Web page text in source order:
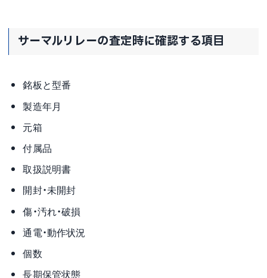
サーマルリレーの査定時に確認する項目
銘板と型番
製造年月
元箱
付属品
取扱説明書
開封・未開封
傷・汚れ・破損
通電・動作状況
個数
長期保管状態